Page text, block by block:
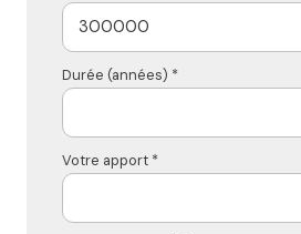
Durée (années) *
Votre apport *